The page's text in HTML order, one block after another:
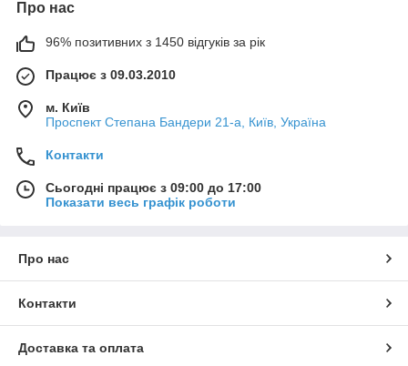
Про нас
96% позитивних з 1450 відгуків за рік
Працює з 09.03.2010
м. Київ
Проспект Степана Бандери 21-а, Київ, Україна
Контакти
Сьогодні працює з 09:00 до 17:00
Показати весь графік роботи
Про нас
Контакти
Доставка та оплата